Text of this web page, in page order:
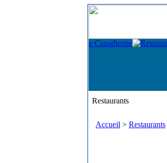
Restaurants
Accueil > Restaurants